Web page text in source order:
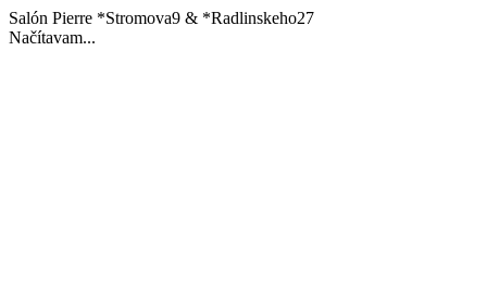
Salón Pierre *Stromova9 & *Radlinskeho27
Načítavam...